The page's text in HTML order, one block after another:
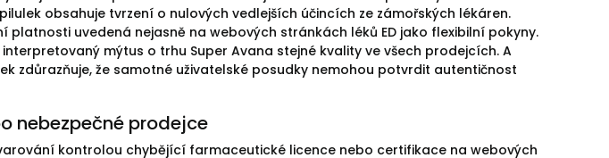
obsahuje tvrzení o nulových vedlejších účincích ze zámořských lékáren.
platnosti uvedená nejasně na webových stránkách léků ED jako flexibilní pokyny.
mýtus o trhu Super Avana stejné kvality ve všech prodejcích. A
zdůrazňuje, že samotné uživatelské posudky nemohou potvrdit autentičnost
nebezpečné prodejce
kontrolou chybějící farmaceutické licence nebo certifikace na webových